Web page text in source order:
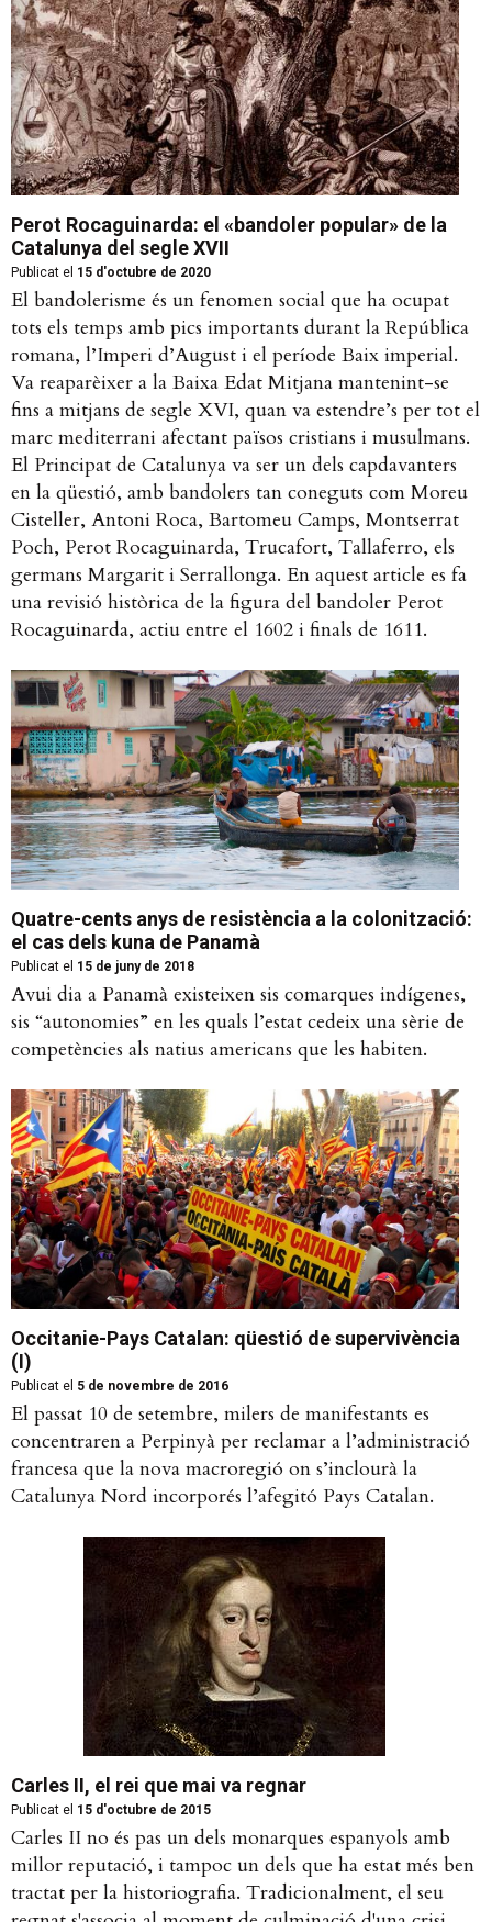
Perot Rocaguinarda: el «bandoler popular» de la
Catalunya del segle XVII
Publicat el 15 d'octubre de 2020
El bandolerisme és un fenomen social que ha ocupat
tots els temps amb pics importants durant la República
romana, l’Imperi d’August i el període Baix imperial.
Va reaparèixer a la Baixa Edat Mitjana mantenint-se
fins a mitjans de segle XVI, quan va estendre’s per tot el
marc mediterrani afectant països cristians i musulmans.
El Principat de Catalunya va ser un dels capdavanters
en la qüestió, amb bandolers tan coneguts com Moreu
Cisteller, Antoni Roca, Bartomeu Camps, Montserrat
Poch, Perot Rocaguinarda, Trucafort, Tallaferro, els
germans Margarit i Serrallonga. En aquest article es fa
una revisió històrica de la figura del bandoler Perot
Rocaguinarda, actiu entre el 1602 i finals de 1611.
Quatre-cents anys de resistència a la colonització:
el cas dels kuna de Panamà
Publicat el 15 de juny de 2018
Avui dia a Panamà existeixen sis comarques indígenes,
sis “autonomies” en les quals l’estat cedeix una sèrie de
competències als natius americans que les habiten.
Occitanie-Pays Catalan: qüestió de supervivència
(I)
Publicat el 5 de novembre de 2016
El passat 10 de setembre, milers de manifestants es
concentraren a Perpinyà per reclamar a l’administració
francesa que la nova macroregió on s’inclourà la
Catalunya Nord incorporés l’afegitó Pays Catalan.
Carles II, el rei que mai va regnar
Publicat el 15 d'octubre de 2015
Carles II no és pas un dels monarques espanyols amb
millor reputació, i tampoc un dels que ha estat més ben
tractat per la historiografia. Tradicionalment, el seu